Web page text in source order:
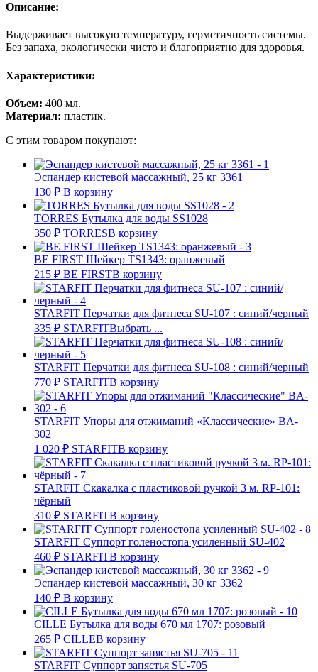
Описание:
Выдерживает высокую температуру, герметичность системы.
Без запаха, экологически чисто и благоприятно для здоровья.
Характеристики:
Объем: 400 мл.
Материал: пластик.
С этим товаром покупают:
Эспандер кистевой массажный, 25 кг 3361
130 ₽ В корзину
TORRES Бутылка для воды SS1028
350 ₽ TORRESВ корзину
BE FIRST Шейкер TS1343: оранжевый
215 ₽ BE FIRSTВ корзину
STARFIT Перчатки для фитнеса SU-107 : синий/черный
335 ₽ STARFITВыбрать ...
STARFIT Перчатки для фитнеса SU-108 : синий/черный
770 ₽ STARFITВ корзину
STARFIT Упоры для отжиманий «Классические» BA-
302
1 020 ₽ STARFITВ корзину
STARFIT Скакалка с пластиковой ручкой 3 м. RP-101:
чёрный
310 ₽ STARFITВ корзину
STARFIT Суппорт голеностопа усиленный SU-402
460 ₽ STARFITВ корзину
Эспандер кистевой массажный, 30 кг 3362
140 ₽ В корзину
CILLE Бутылка для воды 670 мл 1707: розовый
265 ₽ CILLEВ корзину
STARFIT Суппорт запястья SU-705